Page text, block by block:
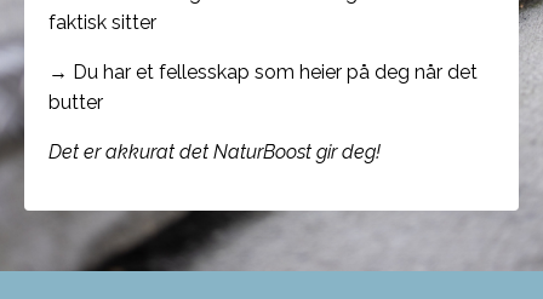
faktisk sitter
→ Du har et fellesskap som heier på deg når det
butter
Det er akkurat det NaturBoost gir deg!